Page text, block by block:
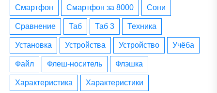
смартфон смартфон за 8000 сони
сравнение таб таб 3 техника
установка устройства устройство учёба
файл флеш-носитель флэшка
характеристика характеристики